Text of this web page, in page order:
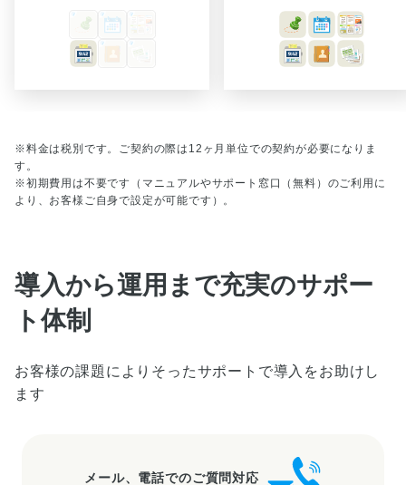
※料金は税別です。ご契約の際は12ヶ月単位での契約が必要になりま
す。
※初期費用は不要です（マニュアルやサポート窓口（無料）のご利用に
より、お客様ご自身で設定が可能です）。
導入から運用まで充実のサポー
ト体制
お客様の課題によりそったサポートで導入をお助けし
ます
メール、電話でのご質問対応